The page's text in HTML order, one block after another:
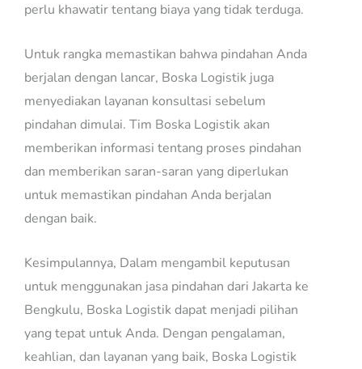
perlu khawatir tentang biaya yang tidak terduga.
Untuk rangka memastikan bahwa pindahan Anda
berjalan dengan lancar, Boska Logistik juga
menyediakan layanan konsultasi sebelum
pindahan dimulai. Tim Boska Logistik akan
memberikan informasi tentang proses pindahan
dan memberikan saran-saran yang diperlukan
untuk memastikan pindahan Anda berjalan
dengan baik.
Kesimpulannya, Dalam mengambil keputusan
untuk menggunakan jasa pindahan dari Jakarta ke
Bengkulu, Boska Logistik dapat menjadi pilihan
yang tepat untuk Anda. Dengan pengalaman,
keahlian, dan layanan yang baik, Boska Logistik